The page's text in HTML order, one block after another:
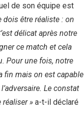
de son équipe est
dois être réaliste : on
délicat après notre
ce match et cela
Pour une fois, notre
fin mais on est capable
Le constat
» a-t-il déclaré